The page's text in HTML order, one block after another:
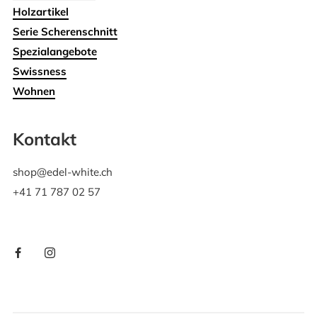
Holzartikel
Serie Scherenschnitt
Spezialangebote
Swissness
Wohnen
Kontakt
shop@edel-white.ch
+41 71 787 02 57